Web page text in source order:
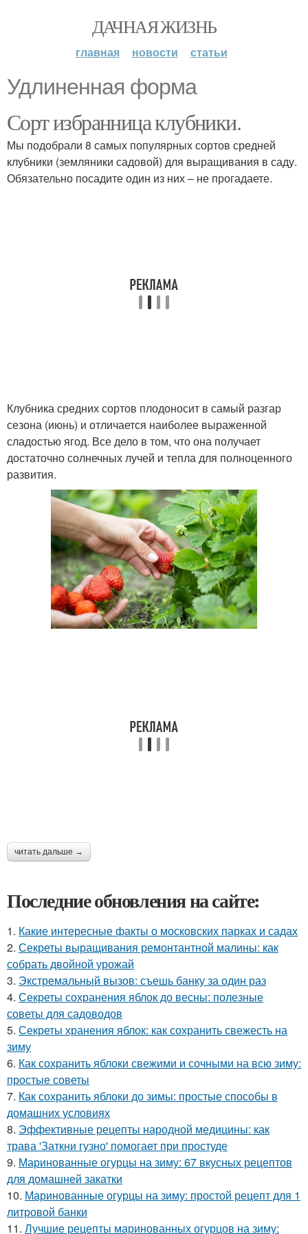
ДАЧНАЯ ЖИЗНЬ
главная новости статьи
Удлиненная форма
Сорт избранница клубники.
Мы подобрали 8 самых популярных сортов средней
клубники (земляники садовой) для выращивания в саду.
Обязательно посадите один из них – не прогадаете.
Клубника средних сортов плодоносит в самый разгар
сезона (июнь) и отличается наиболее выраженной
сладостью ягод. Все дело в том, что она получает
достаточно солнечных лучей и тепла для полноценного
развития.
читать дальше →
Последние обновления на сайте:
1. Какие интересные факты о московских парках и садах
2. Секреты выращивания ремонтантной малины: как
собрать двойной урожай
3. Экстремальный вызов: съешь банку за один раз
4. Секреты сохранения яблок до весны: полезные
советы для садоводов
5. Секреты хранения яблок: как сохранить свежесть на
зиму
6. Как сохранить яблоки свежими и сочными на всю зиму:
простые советы
7. Как сохранить яблоки до зимы: простые способы в
домашних условиях
8. Эффективные рецепты народной медицины: как
трава 'Заткни гузно' помогает при простуде
9. Маринованные огурцы на зиму: 67 вкусных рецептов
для домашней закатки
10. Маринованные огурцы на зиму: простой рецепт для 1
литровой банки
11. Лучшие рецепты маринованных огурцов на зиму: